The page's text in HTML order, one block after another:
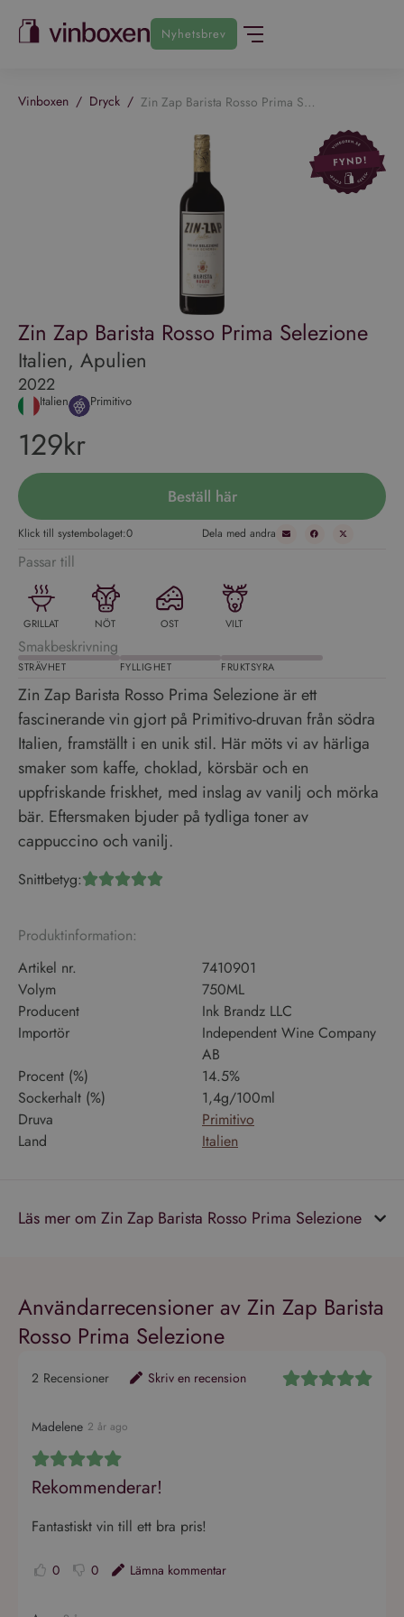
Nyhetsbrev
Vinboxen / Dryck / Zin Zap Barista Rosso Prima Selezione
Zin Zap Barista Rosso Prima Selezione
Italien, Apulien
2022
Italien Primitivo
129kr
Beställ här
Klick till systembolaget:0 Dela med andra
Passar till
GRILLAT NÖT OST VILT
Smakbeskrivning
STRÄVHET FYLLIGHET FRUKTSYRA
Zin Zap Barista Rosso Prima Selezione är ett
fascinerande vin gjort på Primitivo-druvan från södra
Italien, framställt i en unik stil. Här möts vi av härliga
smaker som kaffe, choklad, körsbär och en
uppfriskande friskhet, med inslag av vanilj och mörka
bär. Eftersmaken bjuder på tydliga toner av
cappuccino och vanilj.
Snittbetyg:
Produktinformation:
Artikel nr.
7410901
Volym
750ML
Producent
Ink Brandz LLC
Importör
Independent Wine Company
AB
Procent (%)
14.5%
Sockerhalt (%)
1,4g/100ml
Druva
Primitivo
Land
Italien
Läs mer om Zin Zap Barista Rosso Prima Selezione
Användarrecensioner av Zin Zap Barista
Rosso Prima Selezione
2 Recensioner Skriv en recension
Madelene 2 år ago
Rekommenderar!
Fantastiskt vin till ett bra pris!
0 0 Lämna kommentar